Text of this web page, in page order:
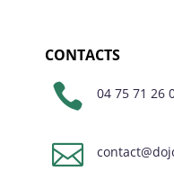
CONTACTS
 04 75 71 26
